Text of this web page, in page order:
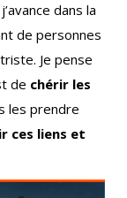
dans la
de personnes
Je pense
de chérir les
les prendre
ces liens et